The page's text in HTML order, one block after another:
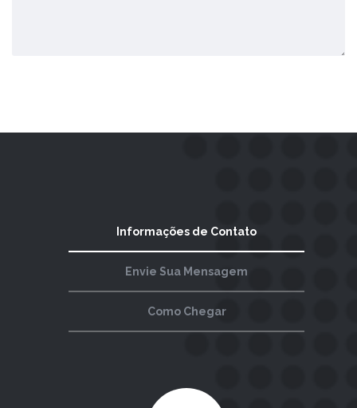
Informações de Contato
Envie Sua Mensagem
Como Chegar